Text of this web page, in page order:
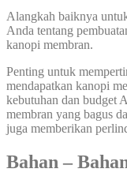
Alangkah baiknya
Anda tentang
kanopi membran.
Penting untuk
mendapatkan kanopi
kebutuhan dan budget
membran yang bagus
juga memberikan
Bahan –